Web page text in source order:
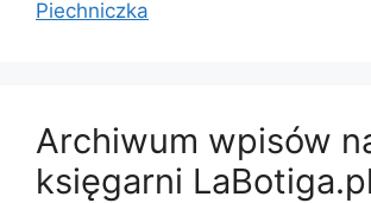
Piechniczka
Archiwum wpisów
księgarni LaBotiga.pl